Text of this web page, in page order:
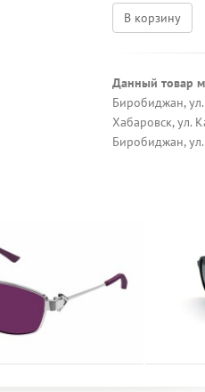
В корзину
Данный товар
Биробиджан,
Хабаровск, ул.
Биробиджан,